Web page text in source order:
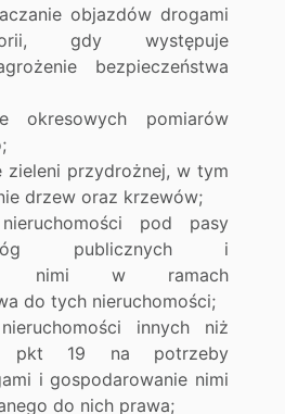
objazdów drogami
gdy występuje
bezpieczeństwa
okresowych pomiarów
zieleni przydrożnej, w tym
drzew oraz krzewów;
pod pasy
publicznych i
nimi w ramach
do tych nieruchomości;
innych niż
pkt 19 na potrzeby
i gospodarowanie nimi
do nich prawa;